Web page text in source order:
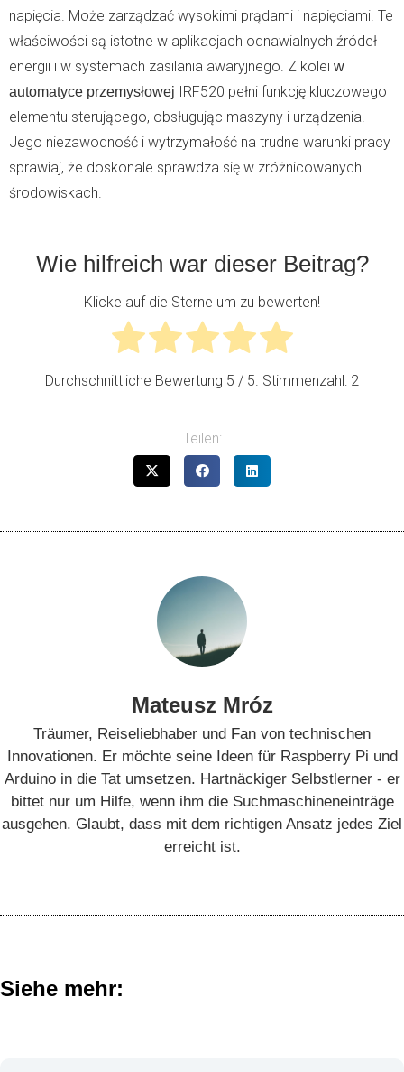
napięcia. Może zarządzać wysokimi prądami i napięciami. Te
właściwości są istotne w aplikacjach odnawialnych źródeł
energii i w systemach zasilania awaryjnego. Z kolei w
automatyce przemysłowej
IRF520 pełni funkcję kluczowego
elementu sterującego, obsługując maszyny i urządzenia.
Jego niezawodność i wytrzymałość na trudne warunki pracy
sprawiaj, że doskonale sprawdza się w zróżnicowanych
środowiskach.
Wie hilfreich war dieser Beitrag?
Klicke auf die Sterne um zu bewerten!
Durchschnittliche Bewertung 5 / 5. Stimmenzahl: 2
Teilen:
Mateusz Mróz
Träumer, Reiseliebhaber und Fan von technischen
Innovationen. Er möchte seine Ideen für Raspberry Pi und
Arduino in die Tat umsetzen. Hartnäckiger Selbstlerner - er
bittet nur um Hilfe, wenn ihm die Suchmaschineneinträge
ausgehen. Glaubt, dass mit dem richtigen Ansatz jedes Ziel
erreicht ist.
Siehe mehr: